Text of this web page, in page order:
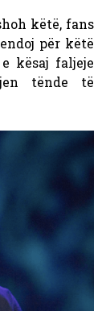
këtë, fans
për këtë
kësaj faljeje
tënde të